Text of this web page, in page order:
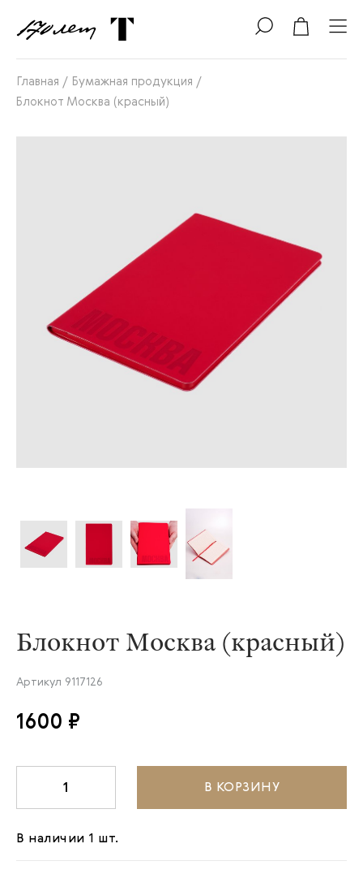
Главная / Бумажная продукция /
Блокнот Москва (красный)
Блокнот Москва (красный)
Артикул 9117126
1600 ₽
1 В КОРЗИНУ
В наличии 1 шт.